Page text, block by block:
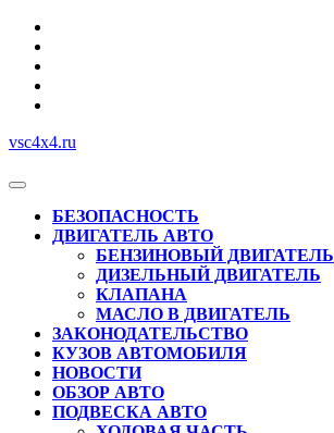
Перейти
содержимому
vsc4x4.ru
Кнопка
ОткрытьБЕЗОПАСНОСТЬ
ДВИГАТЕЛЬ АВТО
БЕНЗИНОВЫЙ ДВИГАТЕЛЬ
ДИЗЕЛЬНЫЙ ДВИГАТЕЛЬ
КЛАПАНА
МАСЛО В ДВИГАТЕЛЬ
ЗАКОНОДАТЕЛЬСТВО
КУЗОВ АВТОМОБИЛЯ
НОВОСТИ
ОБЗОР АВТО
ПОДВЕСКА АВТО